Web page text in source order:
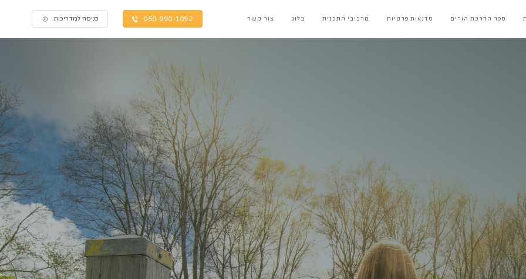
ספר הדרכת הורים סדנאות פרטיות מרכיבי התכנית בלוג צור קשר 050-990-1092 כניסה למדריכות